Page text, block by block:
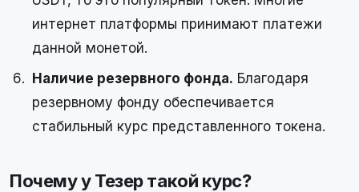
интернет платформы принимают платежи
данной монетой.
Наличие резервного фонда. Благодаря
резервному фонду обеспечивается
стабильный курс представленного токена.
Почему у Тезер такой курс?